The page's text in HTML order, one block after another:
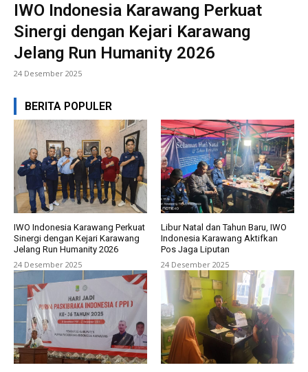
IWO Indonesia Karawang Perkuat
Sinergi dengan Kejari Karawang
Jelang Run Humanity 2026
24 Desember 2025
BERITA POPULER
IWO Indonesia Karawang Perkuat
Sinergi dengan Kejari Karawang
Jelang Run Humanity 2026
24 Desember 2025
Libur Natal dan Tahun Baru, IWO
Indonesia Karawang Aktifkan
Pos Jaga Liputan
24 Desember 2025